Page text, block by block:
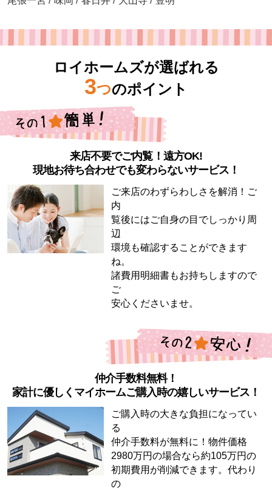
ロイホームズが選ばれる
3つのポイント
来店不要でご内覧！遠方OK!
現地お待ち合わせでも変わらないサービス！
ご来店のわずらわしさを解消！ご
内
覧後にはご自身の目でしっかり周
辺
環境も確認することができます
ね。
諸費用明細書もお持ちしますので
ご
安心くださいませ。
仲介手数料無料！
家計に優しくマイホームご購入時の嬉しいサービス！
ご購入時の大きな負担になってい
る
仲介手数料が無料に！物件価格
2980万円の場合なら約105万円の
初期費用が削減できます。代わり
の